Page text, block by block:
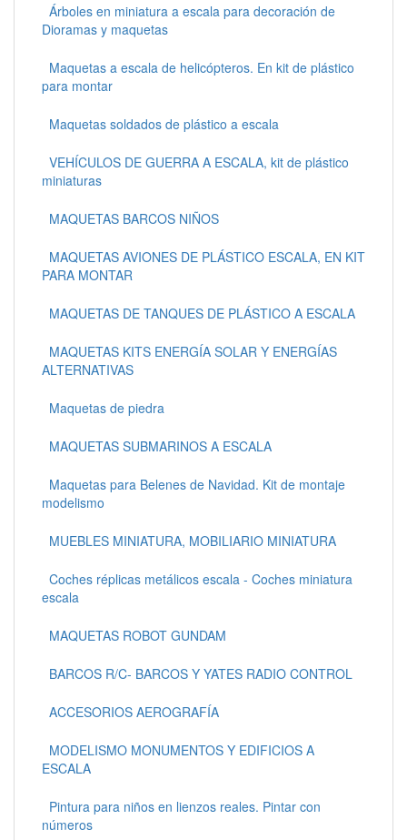
Árboles en miniatura a escala para decoración de
Dioramas y maquetas
Maquetas a escala de helicópteros. En kit de plástico
para montar
Maquetas soldados de plástico a escala
VEHÍCULOS DE GUERRA A ESCALA, kit de plástico
miniaturas
MAQUETAS BARCOS NIÑOS
MAQUETAS AVIONES DE PLÁSTICO ESCALA, EN KIT
PARA MONTAR
MAQUETAS DE TANQUES DE PLÁSTICO A ESCALA
MAQUETAS KITS ENERGÍA SOLAR Y ENERGÍAS
ALTERNATIVAS
Maquetas de piedra
MAQUETAS SUBMARINOS A ESCALA
Maquetas para Belenes de Navidad. Kit de montaje
modelismo
MUEBLES MINIATURA, MOBILIARIO MINIATURA
Coches réplicas metálicos escala - Coches miniatura
escala
MAQUETAS ROBOT GUNDAM
BARCOS R/C- BARCOS Y YATES RADIO CONTROL
ACCESORIOS AEROGRAFÍA
MODELISMO MONUMENTOS Y EDIFICIOS A
ESCALA
Pintura para niños en lienzos reales. Pintar con
números